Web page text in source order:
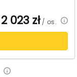
2 023 zł/ os.